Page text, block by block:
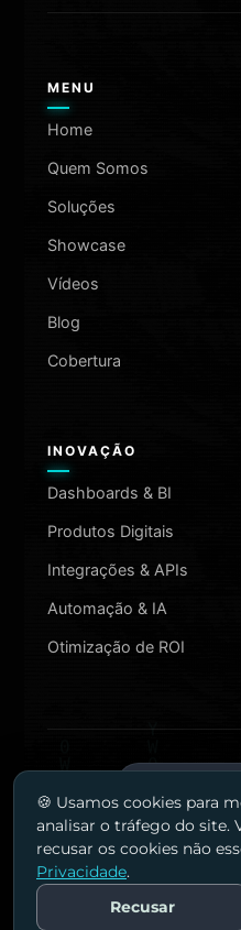
MENU
Home
Quem Somos
Soluções
Showcase
Vídeos
Blog
Cobertura
INOVAÇÃO
Dashboards & BI
Produtos Digitais
Integrações & APIs
Automação & IA
Otimização de ROI
©2026Agência Wys. Todos
AGÊNCIA WYS LTDA |
🍪 Usamos cookies para
analisar o tráfego do site.
recusar os cookies não
Privacidade.
Recusar